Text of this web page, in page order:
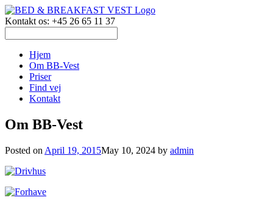
Kontakt os: +45 26 65 11 37
Hjem
Om BB-Vest
Priser
Find vej
Kontakt
Om BB-Vest
Posted on April 19, 2015May 10, 2024 by admin